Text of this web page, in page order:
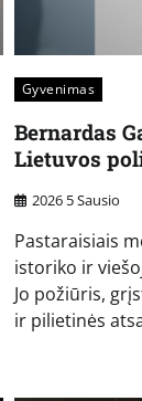
Gyvenimas
Bernardas
Lietuvos
2026 5 Sausio
Pastaraisiais
istoriko ir
Jo požiūris,
ir pilietinės